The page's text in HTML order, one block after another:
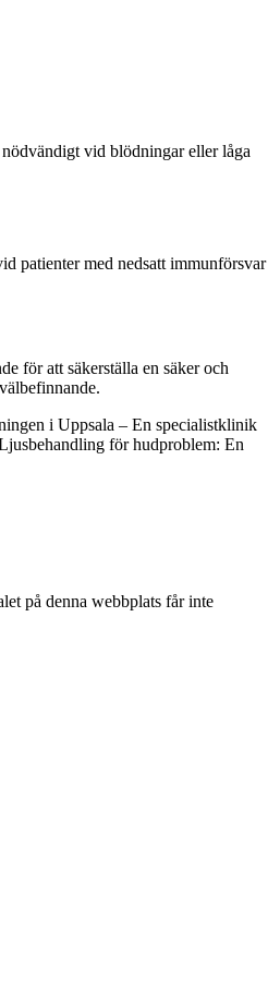
vid blödningar eller låga
patienter med nedsatt immunförsvar
för att säkerställa en säker och
i Uppsala – En specialistklinik
för hudproblem: En
på denna webbplats får inte